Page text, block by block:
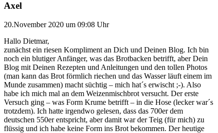
Axel
20.November 2020 um 09:08 Uhr
Hallo Dietmar,
zunächst ein riesen Kompliment an Dich und Deinen Blog. Ich bin
noch ein blutiger Anfänger, was das Brotbacken betrifft, aber Dein
Blog mit Deinen Rezepten und Anleitungen und den tollen Photos
(man kann das Brot förmlich riechen und das Wasser läuft einem im
Munde zusammen) macht süchtig – mich hat´s erwischt ;-). Also
habe ich mich mal an dem Weizenmischbrot versucht. Der erste
Versuch ging – was Form Krume betrifft – in die Hose (lecker war´s
trotzdem). Ich hatte irgendwo gelesen, dass das 700er dem
deutschen 550er entspricht, aber damit war der Teig (für mich) zu
flüssig und ich habe keine Form ins Brot bekommen. Der heutige